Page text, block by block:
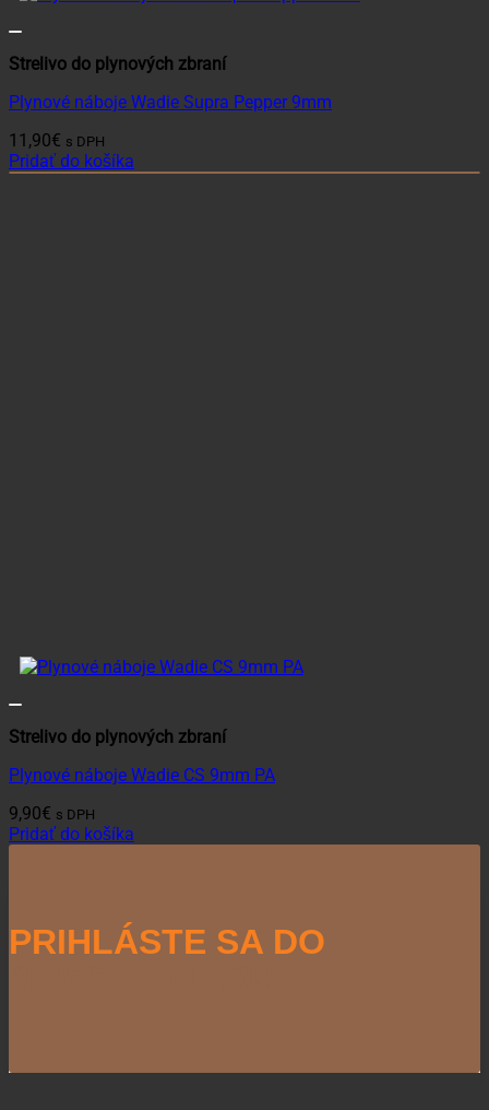
Strelivo do plynových zbraní
Plynové náboje Wadie Supra Pepper 9mm
11,90€ s DPH
Pridať do košíka
Strelivo do plynových zbraní
Plynové náboje Wadie CS 9mm PA
9,90€ s DPH
Pridať do košíka
PRIHLÁSTE SA DO